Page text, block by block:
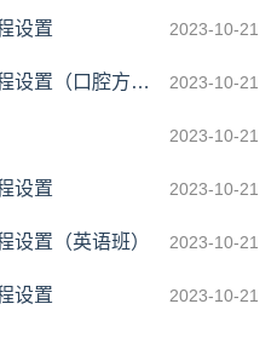
设置 2023-10-21
置（口腔方向） 2023-10-21
2023-10-21
设置 2023-10-21
设置（英语班） 2023-10-21
设置 2023-10-21